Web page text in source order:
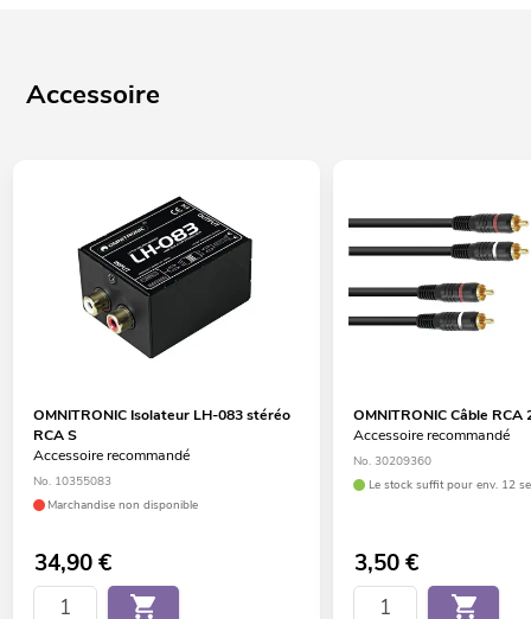
Accessoire
OMNITRONIC Isolateur LH-083 stéréo
RCA S
Accessoire recommandé
No. 10355083
Marchandise non disponible
34,90€
OMNITRONIC Câble RCA
Accessoire recommandé
No. 30209360
Le stock suffit pour env. 12
3,50€